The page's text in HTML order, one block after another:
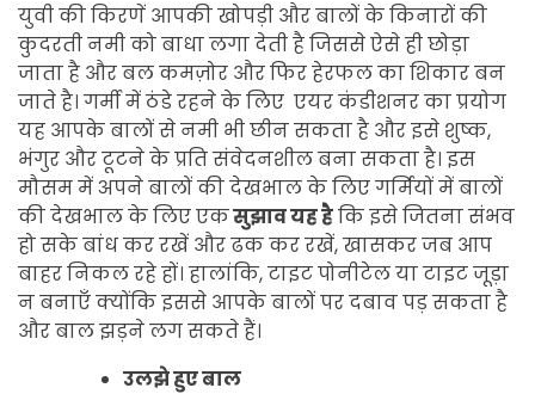
युवी की किरणें आपकी खोपड़ी और बालों के किनारों की
कुदरती नमी को बाधा लगा देती है जिससे ऐसे ही छोड़ा
जाता है और बल कमज़ोर और फिर हेरफल का शिकार बन
जाते है। गर्मी में ठंडे रहने के लिए एयर कंडीशनर का प्रयोग
यह आपके बालों से नमी भी छीन सकता है और इसे शुष्क,
भंगुर और टूटने के प्रति संवेदनशील बना सकता है। इस
मौसम में अपने बालों की देखभाल के लिए गर्मियों में बालों
की देखभाल के लिए एकसुझाव यह हैकि इसे जितना संभव
हो सके बांध कर रखें और ढक कर रखें, खासकर जब आप
बाहर निकल रहे हों। हालांकि, टाइट पोनीटेल या टाइट जूड़ा
न बनाएँ क्योंकि इससे आपके बालों पर दबाव पड़ सकता है
और बाल झड़ने लग सकते हैं।
उलझे हुए बाल